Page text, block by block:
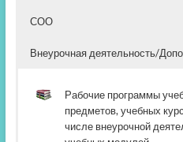
СОО
Внеурочная деятельность/
Рабочие программы
предметов, учебных
числе внеурочной